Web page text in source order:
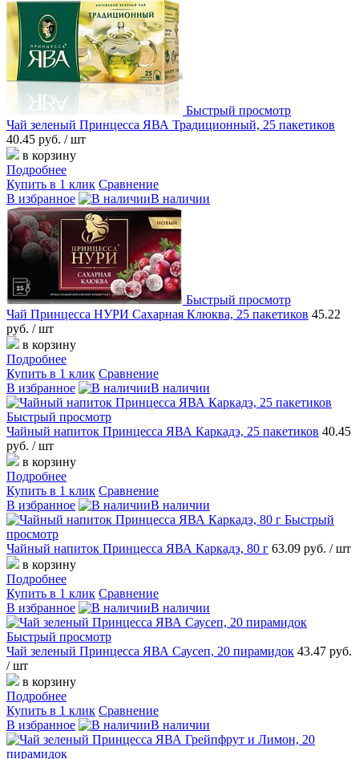
Быстрый просмотр
Чай зеленый Принцесса ЯВА Традиционный, 25 пакетиков
40.45 руб. / шт
в корзину
Подробнее
Купить в 1 клик Сравнение
В избранное
В наличии
Быстрый просмотр
Чай Принцесса НУРИ Сахарная Клюква, 25 пакетиков 45.22
руб. / шт
в корзину
Подробнее
Купить в 1 клик Сравнение
В избранное
В наличии
Быстрый просмотр
Чайный напиток Принцесса ЯВА Каркадэ, 25 пакетиков 40.45
руб. / шт
в корзину
Подробнее
Купить в 1 клик Сравнение
В избранное
В наличии
Быстрый
просмотр
Чайный напиток Принцесса ЯВА Каркадэ, 80 г 63.09 руб. / шт
в корзину
Подробнее
Купить в 1 клик Сравнение
В избранное
В наличии
Быстрый просмотр
Чай зеленый Принцесса ЯВА Саусеп, 20 пирамидок 43.47 руб.
/ шт
в корзину
Подробнее
Купить в 1 клик Сравнение
В избранное
В наличии